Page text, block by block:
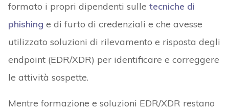
formato i propri dipendenti sulle tecniche di
phishing e di furto di credenziali e che avesse
utilizzato soluzioni di rilevamento e risposta degli
endpoint (EDR/XDR) per identificare e correggere
le attività sospette.
Mentre formazione e soluzioni EDR/XDR restano